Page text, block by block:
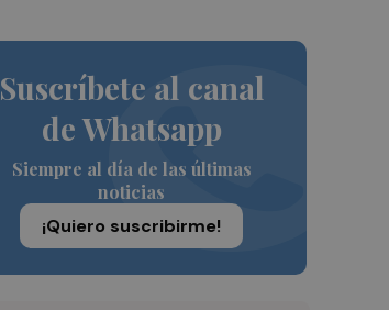
Suscríbete al canal
de Whatsapp
Siempre al día de las últimas
noticias
¡Quiero suscribirme!